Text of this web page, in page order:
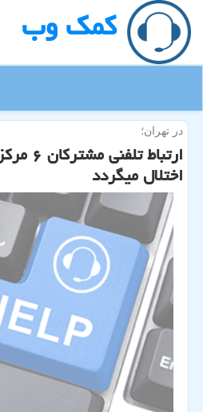
كمك وب
در تهران؛
ارتباط
اختلال میگردد